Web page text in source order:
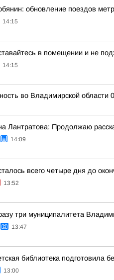
обновление поездов
14:15
в помещении и не
14:15
во Владимирской области
Лантратова: Продолжаю
14:09
всего четыре дня до
13:52
три муниципалитета
13:47
библиотека подготовила
13:00